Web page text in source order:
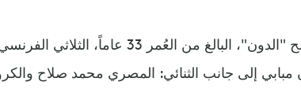
ورشح "الدون"، البالغ من العُمر
مبابي إلى جانب الثنائي: المصري محمد صلاح